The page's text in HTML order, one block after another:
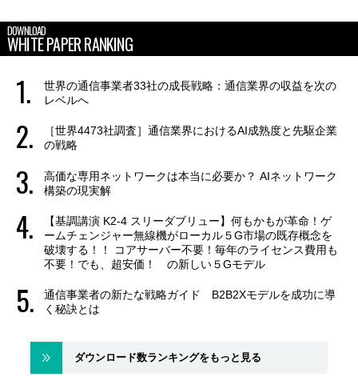
DOWNLOAD
WHITE PAPER RANKING
世界の通信事業者33社の成長戦略：通信業界の収益を次の
レベルへ
［世界4473社調査］通信業界におけるAI成熟度と先駆企業
の戦略
高価な専用ネットワークは本当に必要か？ AIネットワーク
構築の現実解
【基調講演 K2-4 スリーダブリュー】何もかもが革命！ゲ
ームチェンジャー無線機がローカル５G市場の既存概念を
破壊する！！ コアサーバー不要！毎年のライセンス費用も
不要！でも、超安価！ の新しい５Gモデル
通信事業者の新たな戦略ガイド B2B2Xモデルを成功に導
く秘訣とは
ダウンロード数ランキングをもっと見る